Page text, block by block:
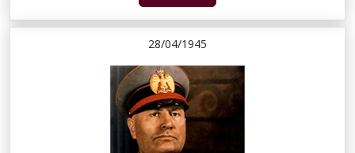
28/04/1945